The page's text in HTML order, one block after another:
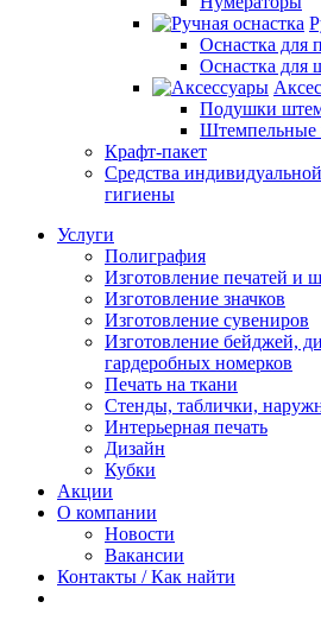
Оснастка для
Оснастка для
Подушки
Штемпельные
Крафт-пакет
Средства
гигиены
Услуги
Полиграфия
Изготовление печатей и
Изготовление значков
Изготовление сувениров
Изготовление бейджей,
гардеробных номерков
Печать на ткани
Стенды, таблички,
Интерьерная печать
Дизайн
Кубки
Акции
О компании
Новости
Вакансии
Контакты / Как найти